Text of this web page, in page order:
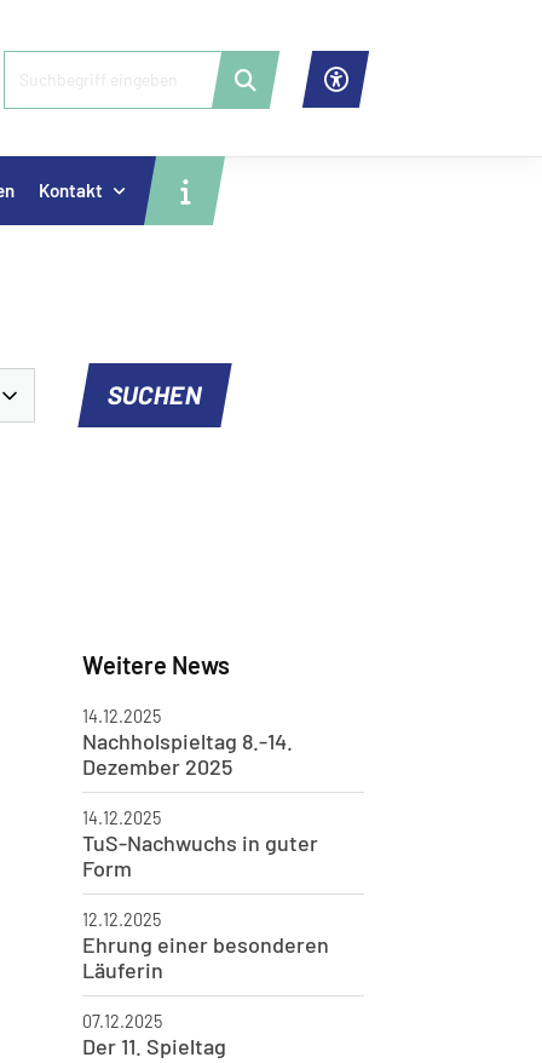
Kontakt
Weitere News
14.12.2025
Nachholspieltag 8.-14.
Dezember 2025
14.12.2025
TuS-Nachwuchs in guter
Form
12.12.2025
Ehrung einer besonderen
Läuferin
07.12.2025
Der 11. Spieltag